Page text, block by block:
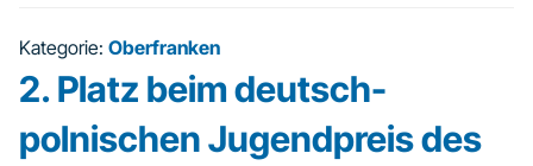
Kategorie: Oberfranken
2. Platz beim deutsch-
polnischen Jugendpreis des